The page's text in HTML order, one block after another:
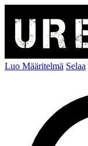
Luo Määritelmä Selaa